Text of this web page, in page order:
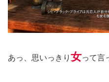
あっ、思いっきり 女って言